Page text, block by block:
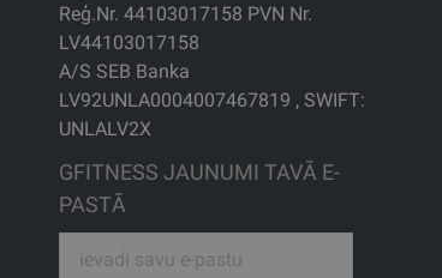
Reģ.Nr. 44103017158 PVN Nr.
LV44103017158
A/S SEB Banka
LV92UNLA0004007467819 , SWIFT:
UNLALV2X
GFITNESS JAUNUMI TAVĀ E-
PASTĀ